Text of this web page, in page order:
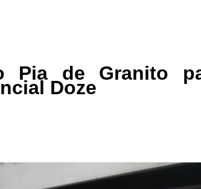
Pia de Granito
Doze